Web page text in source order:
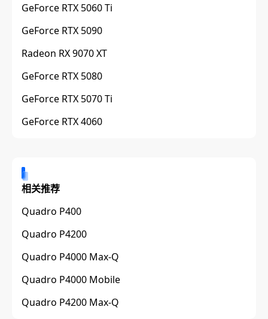
GeForce RTX 5060 Ti
GeForce RTX 5090
Radeon RX 9070 XT
GeForce RTX 5080
GeForce RTX 5070 Ti
GeForce RTX 4060
相关推荐
Quadro P400
Quadro P4200
Quadro P4000 Max-Q
Quadro P4000 Mobile
Quadro P4200 Max-Q